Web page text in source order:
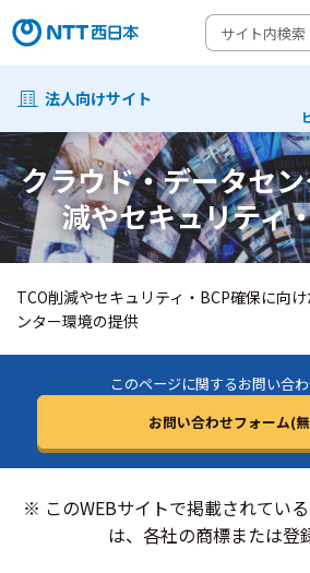
法人向けサイト
クラウド・データセ
減やセキュリティ
TCO削減やセキュリティ・BCP確保に向け
ンター環境の提供
このページに関するお問い合
お問い合わせフォーム(
このWEBサイトで掲載されてい
は、各社の商標または登